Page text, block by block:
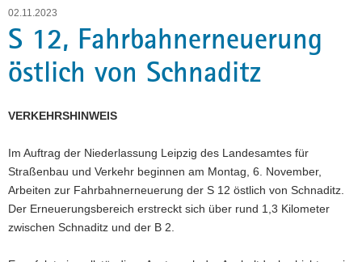
g
r
e
i
f
n
e
N
a
v
i
g
a
t
i
o
to
r
m
a
t
o
e
i
c
h
02.11.2023
S 12, Fahrbahnerneuerung
östlich von Schnaditz
VERKEHRSHINWEIS
Im Auftrag der Niederlassung Leipzig des Landesamtes für
Straßenbau und Verkehr beginnen am Montag, 6. November,
Arbeiten zur Fahrbahnerneuerung der S 12 östlich von Schnaditz.
Der Erneuerungsbereich erstreckt sich über rund 1,3 Kilometer
zwischen Schnaditz und der B 2.